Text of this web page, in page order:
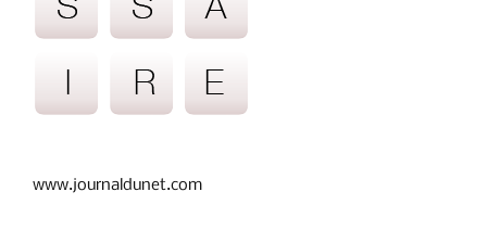
www.journaldunet.com